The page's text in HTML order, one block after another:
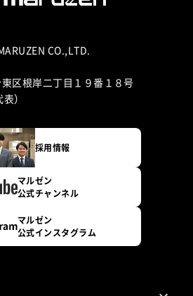
CO.,LTD.
区根岸二丁目１９番１８号
）
採用情報
マルゼン
公式チャンネル
マルゼン
公式インスタグラム